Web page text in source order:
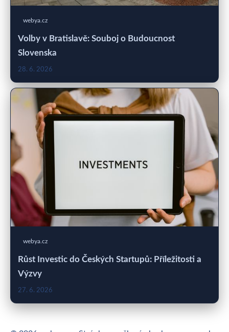
webya.cz
Volby v Bratislavě: Souboj o Budoucnost
Slovenska
28. 6. 2026
webya.cz
Růst Investic do Českých Startupů: Příležitosti a
Výzvy
27. 6. 2026